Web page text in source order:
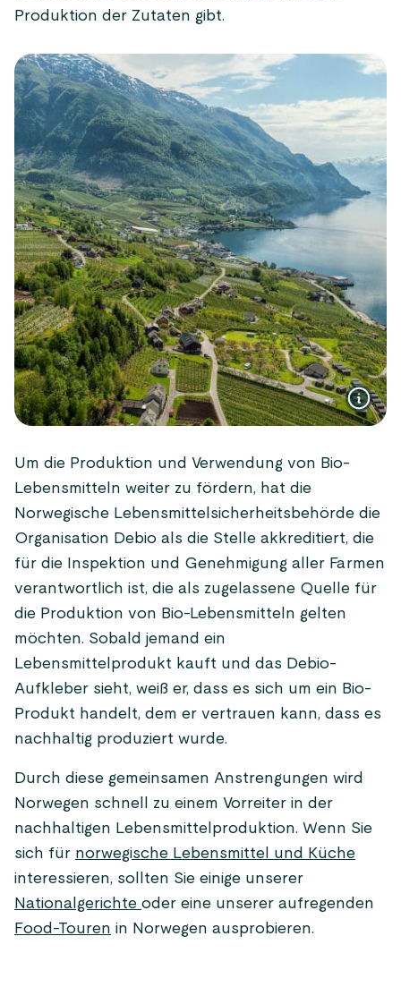
Produktion der Zutaten gibt.
Um die Produktion und Verwendung von Bio-
Lebensmitteln weiter zu fördern, hat die
Norwegische Lebensmittelsicherheitsbehörde die
Organisation Debio als die Stelle akkreditiert, die
für die Inspektion und Genehmigung aller Farmen
verantwortlich ist, die als zugelassene Quelle für
die Produktion von Bio-Lebensmitteln gelten
möchten. Sobald jemand ein
Lebensmittelprodukt kauft und das Debio-
Aufkleber sieht, weiß er, dass es sich um ein Bio-
Produkt handelt, dem er vertrauen kann, dass es
nachhaltig produziert wurde.
Durch diese gemeinsamen Anstrengungen wird
Norwegen schnell zu einem Vorreiter in der
nachhaltigen Lebensmittelproduktion. Wenn Sie
sich für norwegische Lebensmittel und Küche
interessieren, sollten Sie einige unserer
Nationalgerichte oder eine unserer aufregenden
Food-Touren in Norwegen ausprobieren.